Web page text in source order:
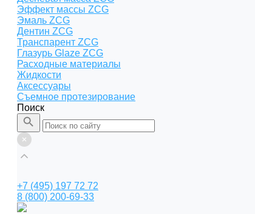
Эффект массы ZCG
Эмаль ZCG
Дентин ZCG
Транспарент ZCG
Глазурь Glaze ZCG
Расходные материалы
Жидкости
Аксессуары
Съемное протезирование
Поиск
+7 (495) 197 72 72
8 (800) 200-69-33